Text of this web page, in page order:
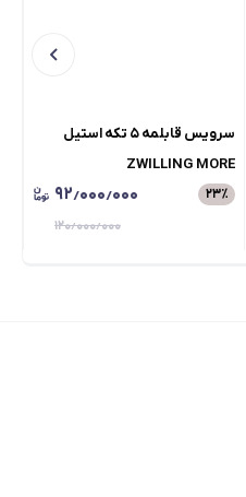
سرویس قابلمه ۵ تکه استیل
ZWILLING MORE
۲۳٪ ۹۲٫۰۰۰٫۰۰۰
۱۲۰٫۰۰۰٫۰۰۰